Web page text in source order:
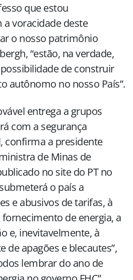
que estou
voracidade deste
o nosso patrimônio
“estão, na verdade,
de construir
autônomo no nosso País”.
entrega a grupos
com a segurança
confirma a presidente
de Minas de
no site do PT no
o país a
e abusivos de tarifas, à
de energia, a
e, inevitavelmente, à
de apagões e blecautes”,
lembrar do ano de